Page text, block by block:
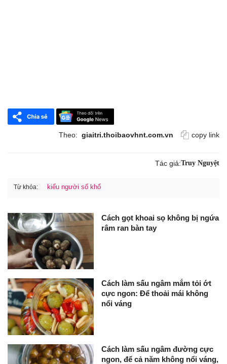
Theo: giaitri.thoibaovhnt.com.vn copy link
Tác giả:Truy Nguyệt
Từ khóa: kiểu người số khổ
Cách gọt khoai sọ không bị ngứa
râm ran bàn tay
Cách làm sấu ngâm mắm tỏi ớt
cực ngon: Để thoải mái không
nổi váng
Cách làm sấu ngâm đường cực
ngon, để cả năm không nổi váng,